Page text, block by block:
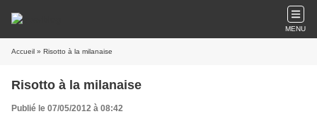
MENU
Accueil » Risotto à la milanaise
Risotto à la milanaise
Publié le 07/05/2012 à 08:42